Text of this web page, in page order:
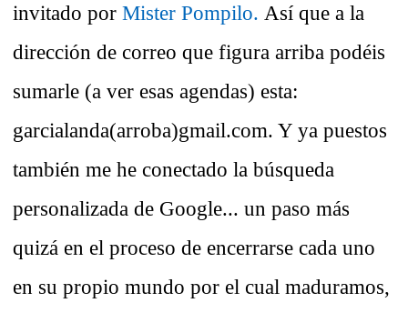
invitado por Mister Pompilo. Así que a la
dirección de correo que figura arriba podéis
sumarle (a ver esas agendas) esta:
garcialanda(arroba)gmail.com. Y ya puestos
también me he conectado la búsqueda
personalizada de Google... un paso más
quizá en el proceso de encerrarse cada uno
en su propio mundo por el cual maduramos,